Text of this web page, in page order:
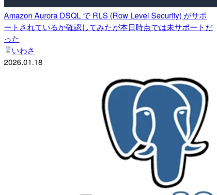
Amazon Aurora DSQL で RLS (Row Level Security) がサポ
ートされているか確認してみたが本日時点では未サポートだ
った
いわさ
2026.01.18